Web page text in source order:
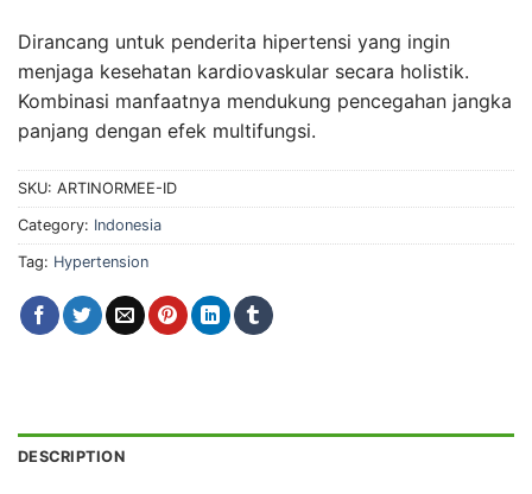
Dirancang untuk penderita hipertensi yang ingin
menjaga kesehatan kardiovaskular secara holistik.
Kombinasi manfaatnya mendukung pencegahan jangka
panjang dengan efek multifungsi.
SKU: ARTINORMEE-ID
Category: Indonesia
Tag: Hypertension
DESCRIPTION